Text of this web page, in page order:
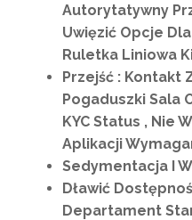
Autorytatywny
Uwięzić Opcje
Ruletka Liniowa
Przejść : Kontakt
Pogaduszki Sala
KYC Status , Nie
Aplikacji
Sedymentacja I
Dławić
Departament